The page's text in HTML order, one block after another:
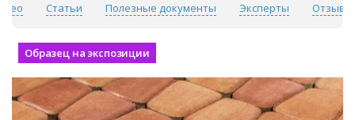
Статьи Полезные документы Эксперты Отзывы
Образец на экспозиции